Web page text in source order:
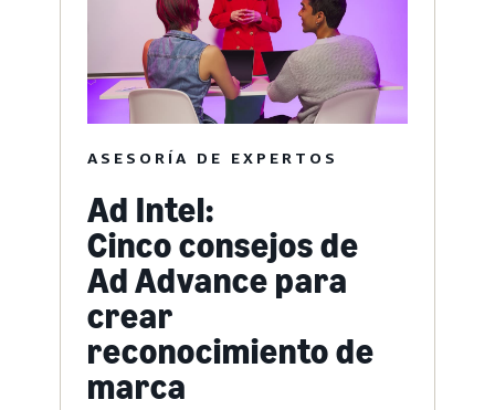
ASESORÍA DE EXPERTOS
Ad Intel:
Cinco consejos de
Ad Advance para
crear
reconocimiento de
marca